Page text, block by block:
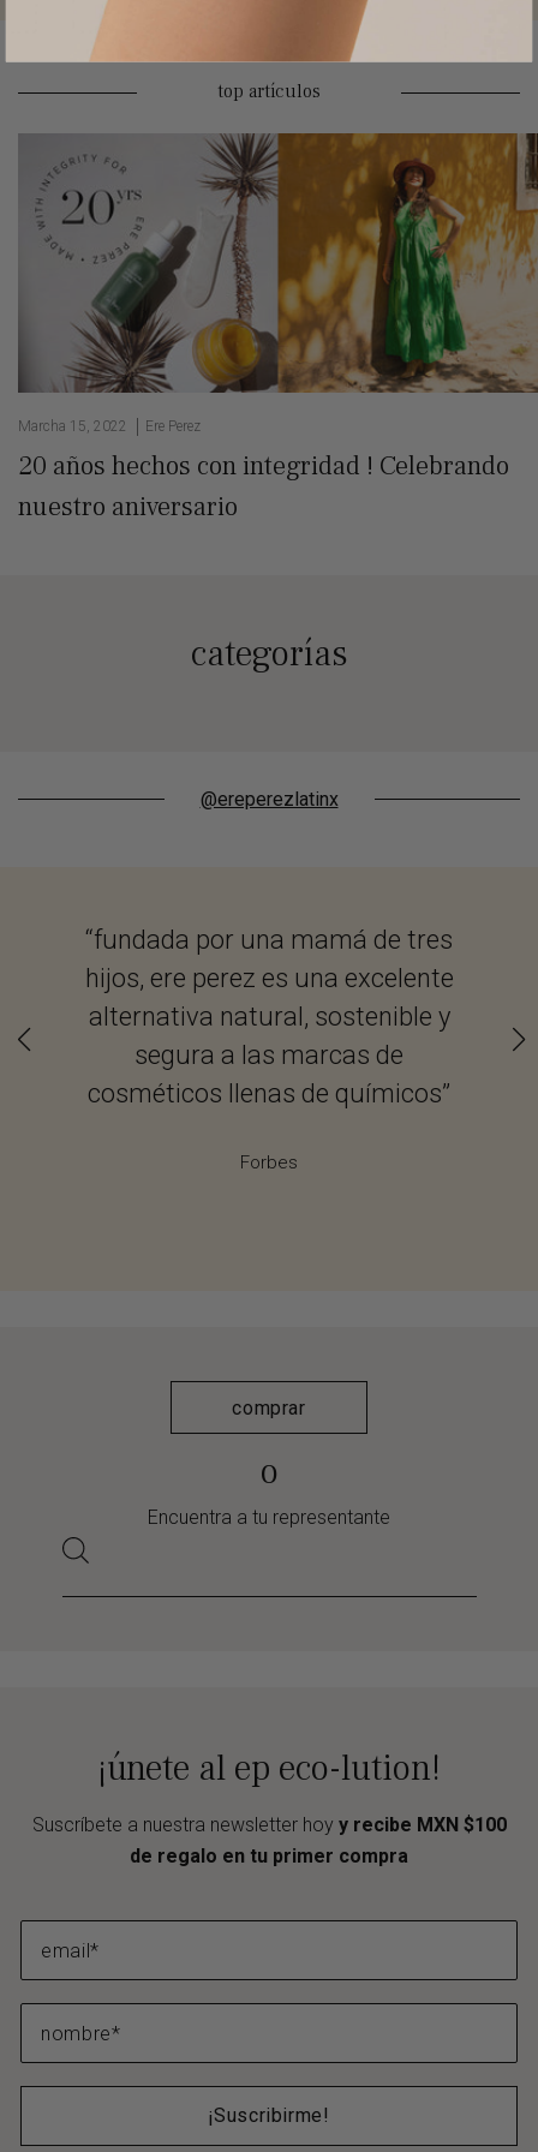
top artículos
Marcha 15, 2022 Ere Perez
20 años hechos con integridad ! Celebrando
nuestro aniversario
categorías
@ereperezlatinx
“fundada por una mamá de tres
hijos, ere perez es una excelente
alternativa natural, sostenible y
segura a las marcas de
cosméticos llenas de químicos”
Forbes
comprar
o
Encuentra a tu representante
¡únete al ep eco-lution!
Suscríbete a nuestra newsletter hoy y recibe MXN $100
de regalo en tu primer compra
¡Suscribirme!